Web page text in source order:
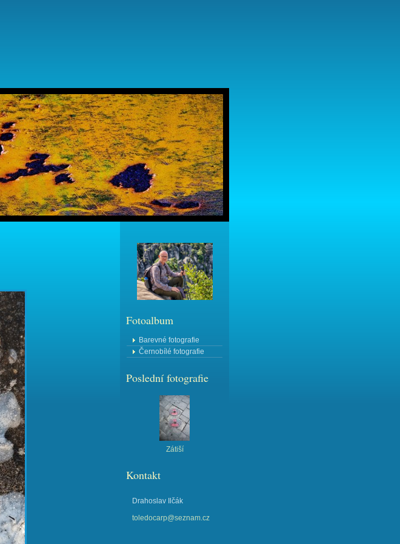
Fotoalbum
Barevné fotografie
Černobílé fotografie
Poslední fotografie
Zátiší
Kontakt
Drahoslav Ilčák
toledocarp@seznam.cz